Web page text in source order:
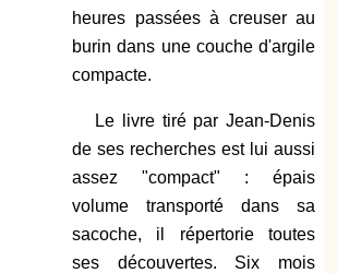
heures passées à creuser au
burin dans une couche d'argile
compacte.
Le livre tiré par Jean-Denis
de ses recherches est lui aussi
assez "compact" : épais
volume transporté dans sa
sacoche, il répertorie toutes
ses découvertes. Six mois